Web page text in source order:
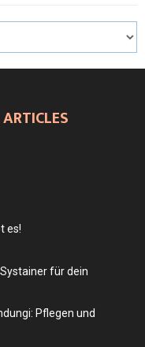
es!
für dein
Pflegen und